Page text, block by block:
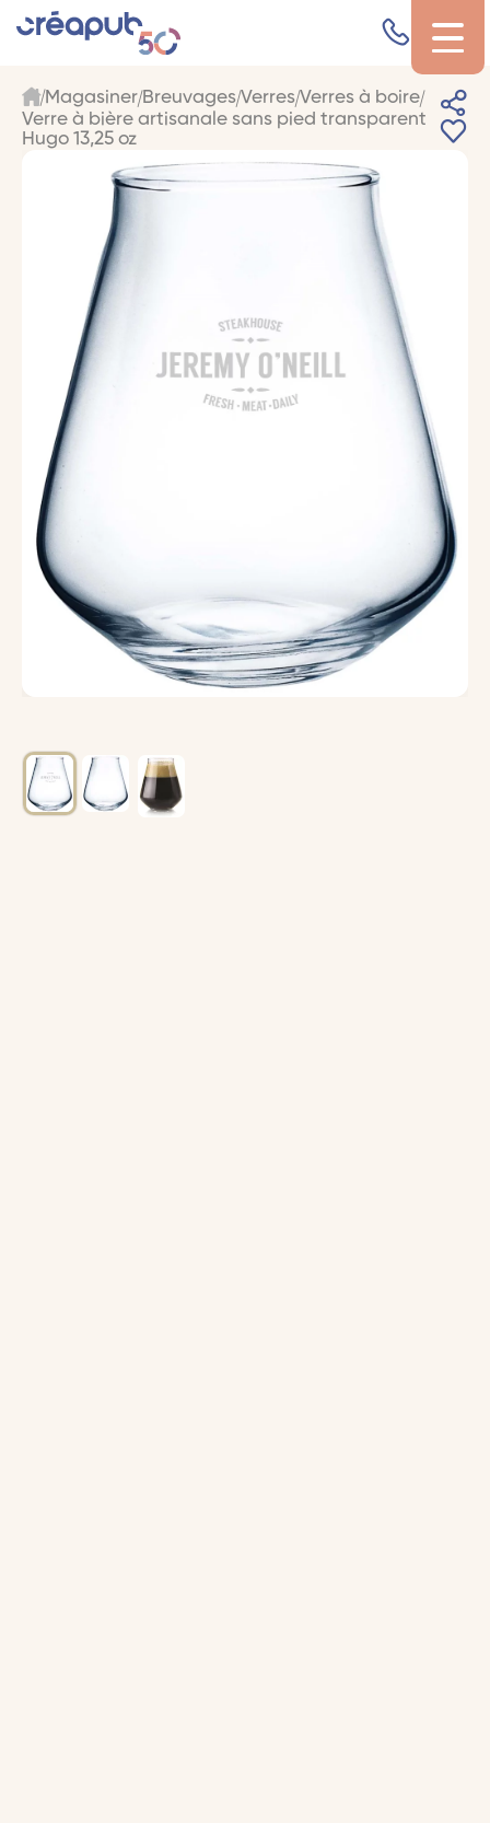
Magasiner Breuvages Verres Verres à boire
Verre à bière artisanale sans pied transparent
Hugo 13,25 oz